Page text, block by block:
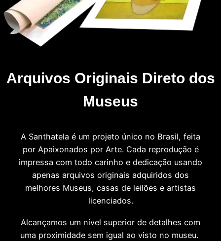
Arquivos Originais Direto dos
Museus
A Santhatela é um projeto único no Brasil, feita
por Apaixonados por Arte. Cada reprodução é
impressa com todo carinho e dedicação usando
apenas arquivos originais adquiridos dos
melhores Museus, casas de leilões e artistas
licenciados.
Alcançamos um nível superior de detalhes com
uma proximidade sem igual ao visto no museu.